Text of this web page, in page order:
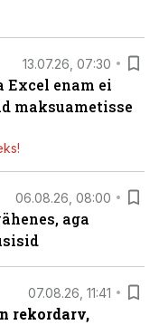
13.07.26, 07:30
Excel enam ei
maksuametisse
06.08.26, 08:00
aga
07.08.26, 11:41
rekordarv,